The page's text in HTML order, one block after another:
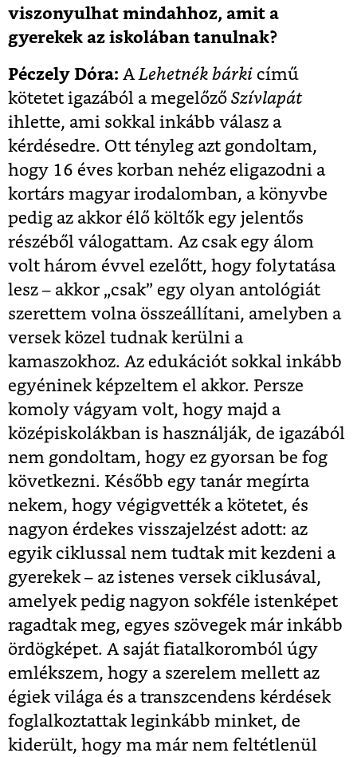
viszonyulhat mindahhoz, amit a
gyerekek az iskolában tanulnak?
Péczely Dóra: A Lehetnék bárki című
kötetet igazából a megelőző Szívlapát
ihlette, ami sokkal inkább válasz a
kérdésedre. Ott tényleg azt gondoltam,
hogy 16 éves korban nehéz eligazodni a
kortárs magyar irodalomban, a könyvbe
pedig az akkor élő költők egy jelentős
részéből válogattam. Az csak egy álom
volt három évvel ezelőtt, hogy folytatása
lesz – akkor „csak” egy olyan antológiát
szerettem volna összeállítani, amelyben a
versek közel tudnak kerülni a
kamaszokhoz. Az edukációt sokkal inkább
egyéninek képzeltem el akkor. Persze
komoly vágyam volt, hogy majd a
középiskolákban is használják, de igazából
nem gondoltam, hogy ez gyorsan be fog
következni. Később egy tanár megírta
nekem, hogy végigvették a kötetet, és
nagyon érdekes visszajelzést adott: az
egyik ciklussal nem tudtak mit kezdeni a
gyerekek – az istenes versek ciklusával,
amelyek pedig nagyon sokféle istenképet
ragadtak meg, egyes szövegek már inkább
ördögképet. A saját fiatalkoromból úgy
emlékszem, hogy a szerelem mellett az
égiek világa és a transzcendens kérdések
foglalkoztattak leginkább minket, de
kiderült, hogy ma már nem feltétlenül